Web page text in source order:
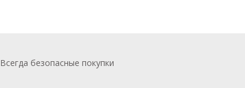
Всегда безопасные покупки